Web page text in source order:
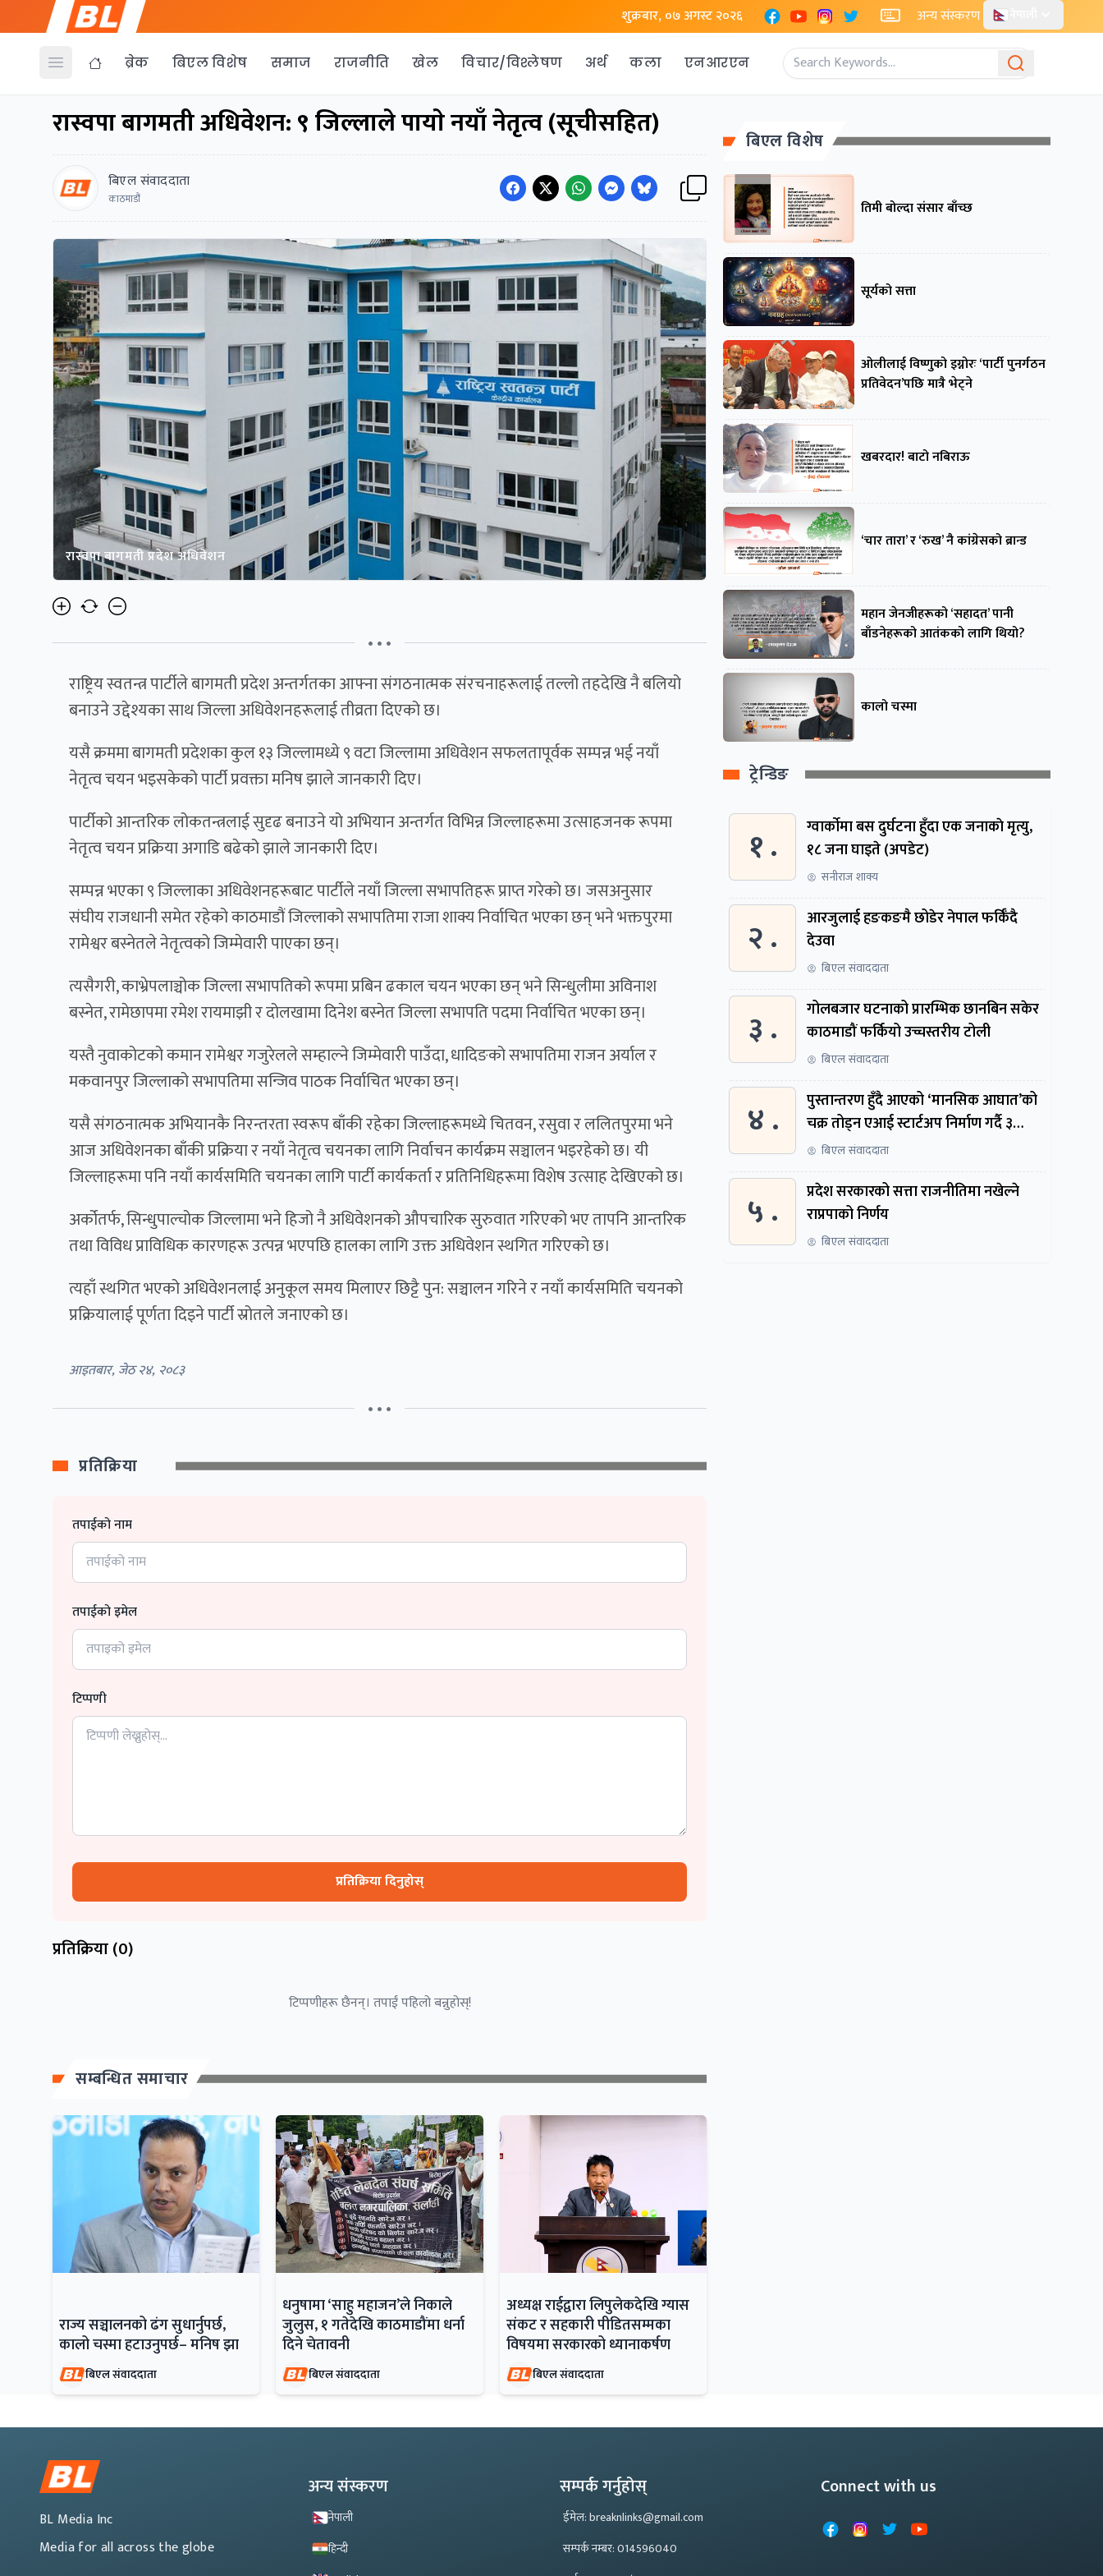
शुक्रबार, ०७ अगस्ट २०२६ FacebookYouTubeInstagram
X अन्य संस्करण
Open menu ब्रेक बिएल विशेष समाज राजनीति खेल विचार/विश्लेषण अर्थ कला एनआरएन
रास्वपा बागमती अधिवेशन: ९ जिल्लाले पायाे नयाँ नेतृत्व (सूचीसहित)
बिएल संवाददाता
काठमाडौं
रास्वपा बागमती प्रदेश अधिवेशन
• • •
राष्ट्रिय स्वतन्त्र पार्टीले बागमती प्रदेश अन्तर्गतका आफ्ना संगठनात्मक संरचनाहरूलाई तल्लो तहदेखि नै बलियो
बनाउने उद्देश्यका साथ जिल्ला अधिवेशनहरूलाई तीव्रता दिएको छ।
यसै क्रममा बागमती प्रदेशका कुल १३ जिल्लामध्ये ९ वटा जिल्लामा अधिवेशन सफलतापूर्वक सम्पन्न भई नयाँ
नेतृत्व चयन भइसकेको पार्टी प्रवक्ता मनिष झाले जानकारी दिए।
पार्टीको आन्तरिक लोकतन्त्रलाई सुदृढ बनाउने यो अभियान अन्तर्गत विभिन्न जिल्लाहरूमा उत्साहजनक रूपमा
नेतृत्व चयन प्रक्रिया अगाडि बढेको झाले जानकारी दिए।
सम्पन्न भएका ९ जिल्लाका अधिवेशनहरूबाट पार्टीले नयाँ जिल्ला सभापतिहरू प्राप्त गरेको छ। जसअनुसार
संघीय राजधानी समेत रहेको काठमाडौं जिल्लाको सभापतिमा राजा शाक्य निर्वाचित भएका छन् भने भक्तपुरमा
रामेश्वर बस्नेतले नेतृत्वको जिम्मेवारी पाएका छन्।
त्यसैगरी, काभ्रेपलाञ्चोक जिल्ला सभापतिको रूपमा प्रबिन ढकाल चयन भएका छन् भने सिन्धुलीमा अविनाश
बस्नेत, रामेछापमा रमेश रायमाझी र दोलखामा दिनेश बस्नेत जिल्ला सभापति पदमा निर्वाचित भएका छन्।
यस्तै नुवाकोटको कमान रामेश्वर गजुरेलले सम्हाल्ने जिम्मेवारी पाउँदा, धादिङको सभापतिमा राजन अर्याल र
मकवानपुर जिल्लाको सभापतिमा सन्जिव पाठक निर्वाचित भएका छन्।
यसै संगठनात्मक अभियानकै निरन्तरता स्वरूप बाँकी रहेका जिल्लाहरूमध्ये चितवन, रसुवा र ललितपुरमा भने
आज अधिवेशनका बाँकी प्रक्रिया र नयाँ नेतृत्व चयनका लागि निर्वाचन कार्यक्रम सञ्चालन भइरहेको छ। यी
जिल्लाहरूमा पनि नयाँ कार्यसमिति चयनका लागि पार्टी कार्यकर्ता र प्रतिनिधिहरूमा विशेष उत्साह देखिएको छ।
अर्कोतर्फ, सिन्धुपाल्चोक जिल्लामा भने हिजो नै अधिवेशनको औपचारिक सुरुवात गरिएको भए तापनि आन्तरिक
तथा विविध प्राविधिक कारणहरू उत्पन्न भएपछि हालका लागि उक्त अधिवेशन स्थगित गरिएको छ।
त्यहाँ स्थगित भएको अधिवेशनलाई अनुकूल समय मिलाएर छिट्टै पुन: सञ्चालन गरिने र नयाँ कार्यसमिति चयनको
प्रक्रियालाई पूर्णता दिइने पार्टी स्रोतले जनाएको छ।
आइतबार, जेठ २४, २०८३
• • •
प्रतिक्रिया
तपाईको नाम
तपाईको इमेल
टिप्पणी
प्रतिक्रिया दिनुहोस्
प्रतिक्रिया (0)
टिप्पणीहरू छैनन्। तपाईं पहिलो बन्नुहोस्!
सम्बन्धित समाचार
राज्य सञ्चालनको ढंग सुधार्नुपर्छ,
कालो चस्मा हटाउनुपर्छ– मनिष झा
बिएल संवाददाता
धनुषामा ‘साहु महाजन’ले निकाले
जुलुस, १ गतेदेखि काठमाडौंमा धर्ना
दिने चेतावनी
बिएल संवाददाता
अध्यक्ष राईद्वारा लिपुलेकदेखि ग्यास
संकट र सहकारी पीडितसम्मका
विषयमा सरकारको ध्यानाकर्षण
बिएल संवाददाता
बिएल विशेष
तिमी बोल्दा संसार बाँच्छ
सूर्यको सत्ता
ओलीलाई विष्णुको इग्नोरः ‘पार्टी पुनर्गठन
प्रतिवेदन’पछि मात्रै भेट्ने
खबरदार! बाटो नबिराऊ
‘चार तारा’ र ‘रुख’ नै कांग्रेसको ब्रान्ड
महान जेनजीहरूको ‘सहादत’ पानी
बाँडनेहरूको आतंकको लागि थियो?
कालो चस्मा
ट्रेन्डिङ
१ .
ग्वार्काेमा बस दुर्घटना हुँदा एक जनाकाे मृत्यु,
१८ जना घाइते (अपडेट)
सनीराज शाक्य
२ .
आरजुलाई हङकङमै छोडेर नेपाल फर्किँदै
देउवा
बिएल संवाददाता
३ .
गोलबजार घटनाको प्रारम्भिक छानबिन सकेर
काठमाडौं फर्कियो उच्चस्तरीय टोली
बिएल संवाददाता
४ .
पुस्तान्तरण हुँदै आएको ‘मानसिक आघात’को
चक्र तोड्न एआई स्टार्टअप निर्माण गर्दै ३
नेपाली
बिएल संवाददाता
५ .
प्रदेश सरकारको सत्ता राजनीतिमा नखेल्ने
राप्रपाको निर्णय
बिएल संवाददाता
BL Media Inc
Media for all across the globe
अन्य संस्करण
नेपाली
हिन्दी
सम्पर्क गर्नुहोस्
ईमेल: breaknlinks@gmail.com
सम्पर्क नम्बर: 014596040
Connect with us
FacebookInstagram
X YouTube